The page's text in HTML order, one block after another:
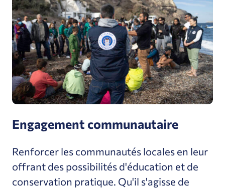
Engagement communautaire
Renforcer les communautés locales en leur
offrant des possibilités d'éducation et de
conservation pratique. Qu'il s'agisse de